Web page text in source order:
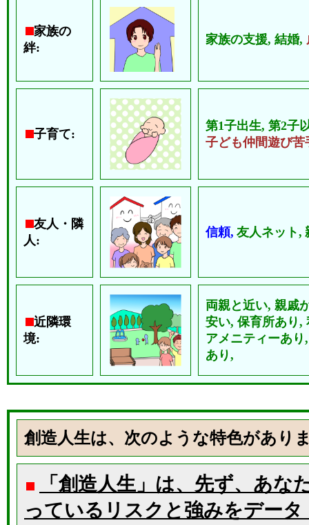
家族の
絆:
家族の支援, 結婚,
子育て:
第1子出生, 第2子
子ども仲間遊び
友人・隣
人:
信頼, 友人ネット,
近隣環
境:
両親と近い, 親戚
安い, 保育所あり,
アメニティーあ
あり,
創造人生は、次のような特色があり
「創造人生」は、先ず、あな
っているリスクと強みをデータ